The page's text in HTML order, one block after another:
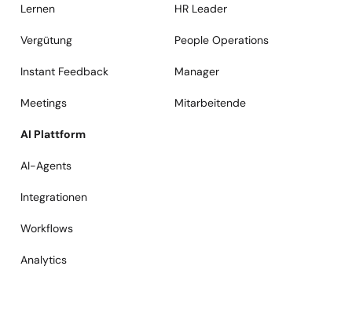
Lernen
Vergütung
Instant Feedback
Meetings
AI Plattform
AI-Agents
Integrationen
Workflows
Analytics
HR Leader
People Operations
Manager
Mitarbeitende